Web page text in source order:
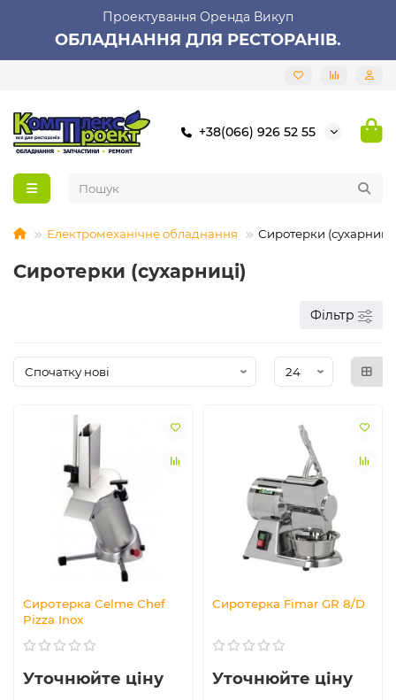
Проектування Оренда Викуп
ОБЛАДНАННЯ ДЛЯ РЕСТОРАНІВ.
+38(066) 926 52 55
Електромеханічне обладнання Сиротерки (сухарниці)
Сиротерки (сухарниці)
Фільтр
Сиротерка Celme Chef
Pizza Inox
Уточнюйте ціну
Сиротерка Fimar GR 8/D
Уточнюйте ціну